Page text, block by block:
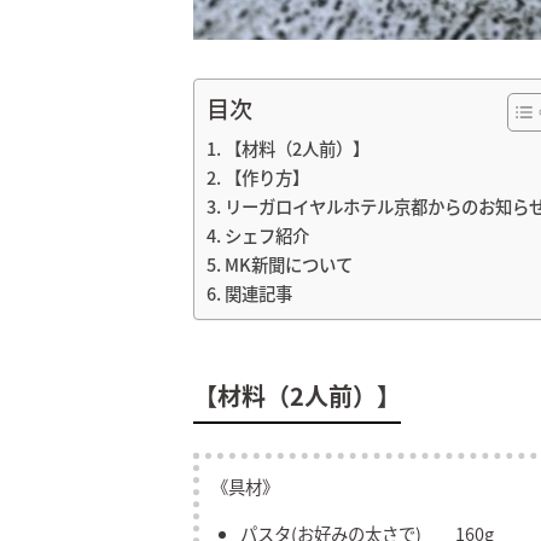
目次
【材料（2人前）】
【作り方】
リーガロイヤルホテル京都からのお知ら
シェフ紹介
MK新聞について
関連記事
【材料（2人前）】
《具材》
パスタ(お好みの太さで) 160g